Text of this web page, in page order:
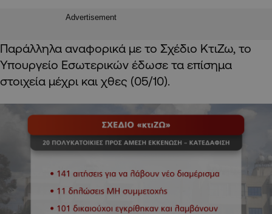
Advertisement
Παράλληλα αναφορικά με το Σχέδιο ΚτιΖω, το
Υπουργείο Εσωτερικών έδωσε τα επίσημα
στοιχεία μέχρι και χθες (05/10).